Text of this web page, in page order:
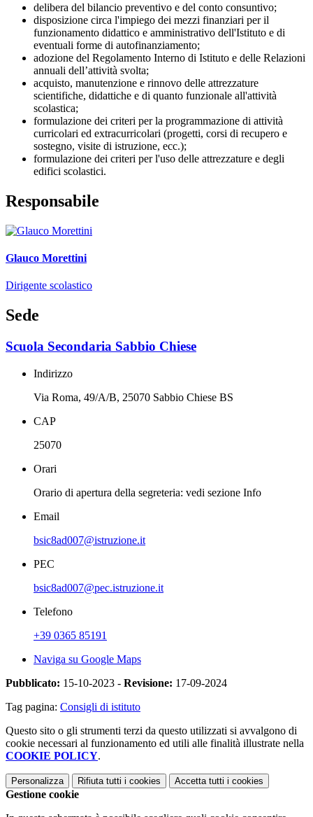
delibera del bilancio preventivo e del conto consuntivo;
disposizione circa l'impiego dei mezzi finanziari per il
funzionamento didattico e amministrativo dell'Istituto e di
eventuali forme di autofinanziamento;
adozione del Regolamento Interno di Istituto e delle Relazioni
annuali dell’attività svolta;
acquisto, manutenzione e rinnovo delle attrezzature
scientifiche, didattiche e di quanto funzionale all'attività
scolastica;
formulazione dei criteri per la programmazione di attività
curricolari ed extracurricolari (progetti, corsi di recupero e
sostegno, visite di istruzione, ecc.);
formulazione dei criteri per l'uso delle attrezzature e degli
edifici scolastici.
Responsabile
Glauco Morettini
Dirigente scolastico
Sede
Scuola Secondaria Sabbio Chiese
Indirizzo
Via Roma, 49/A/B, 25070 Sabbio Chiese BS
CAP
25070
Orari
Orario di apertura della segreteria: vedi sezione Info
Email
bsic8ad007@istruzione.it
PEC
bsic8ad007@pec.istruzione.it
Telefono
+39 0365 85191
Naviga su Google Maps
Pubblicato: 15-10-2023 - Revisione: 17-09-2024
Tag pagina: Consigli di istituto
Questo sito o gli strumenti terzi da questo utilizzati si avvalgono di
cookie necessari al funzionamento ed utili alle finalità illustrate nella
COOKIE POLICY.
Personalizza Rifiuta tutti i cookies Accetta tutti i cookies
Gestione cookie